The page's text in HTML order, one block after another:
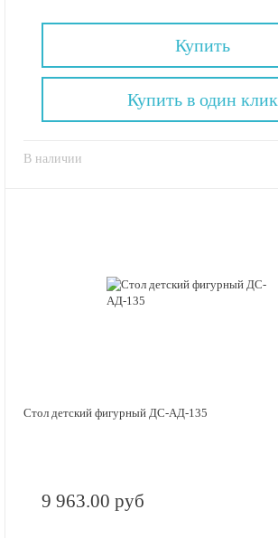
Купить
В наличии
Купить в один клик
Стол детский фигурный ДС-АД-135
9 963.00 руб